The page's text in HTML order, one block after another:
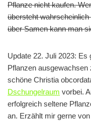
Pflanze nicht kaufen.
übersteht
über Samen kann man
Update 22. Juli 2023: Es
Pflanzen ausgewachsen
schöne Christia
Dschungelraum vorbei.
erfolgreich seltene
an. Erzählt mir gerne